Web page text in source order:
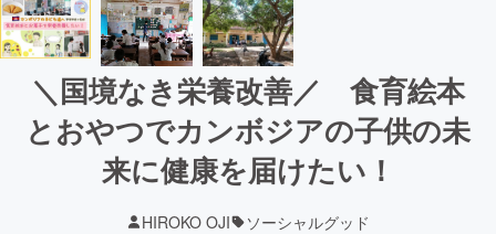
＼国境なき栄養改善／ 食育絵本
とおやつでカンボジアの子供の未
来に健康を届けたい！
HIROKO OJI ソーシャルグッド